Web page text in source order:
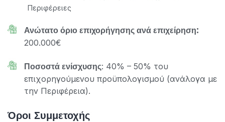
Περιφέρειες
Ανώτατο όριο επιχορήγησης ανά επιχείρηση:
200.000€
Ποσοστά ενίσχυσης: 40% – 50% του
επιχορηγούμενου προϋπολογισμού (ανάλογα με
την Περιφέρεια).
Όροι Συμμετοχής